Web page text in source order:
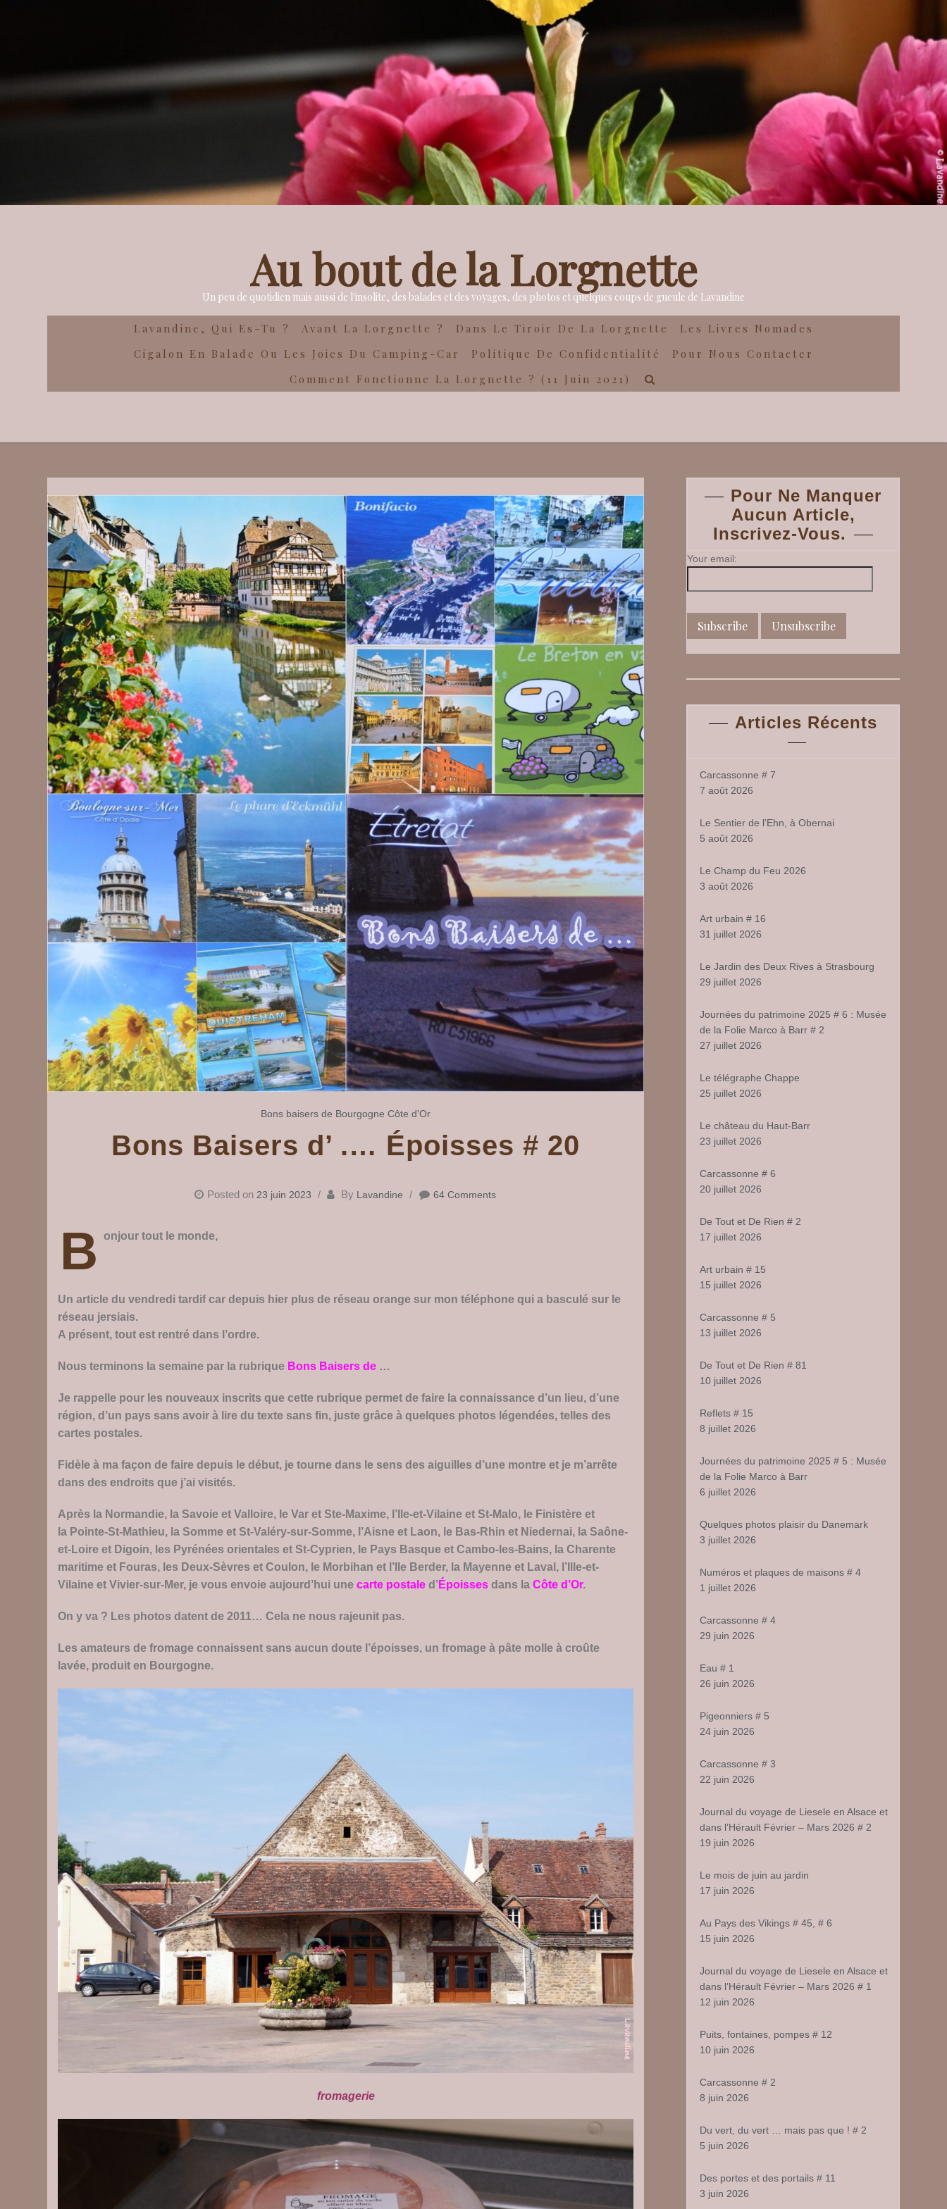
Au bout de la Lorgnette
Un peu de quotidien mais aussi de l'insolite, des balades et des voyages, des photos et quelques coups de gueule de Lavandine
Lavandine, Qui Es-Tu ? Avant La Lorgnette ? Dans Le Tiroir De La Lorgnette
Les Livres Nomades
Cigalon En Balade Ou Les Joies Du Camping-Car
Politique De Confidentialité
Pour Nous Contacter
Comment Fonctionne La Lorgnette ? (11 Juin 2021)
Bons baisers de Bourgogne Côte d'Or
Bons Baisers d’ .… Époisses # 20
Posted on 23 juin 2023 By Lavandine 64 Comments
B onjour tout le monde,
Un article du vendredi tardif car depuis hier plus de réseau orange sur mon téléphone qui a basculé sur le
réseau jersiais.
A présent, tout est rentré dans l’ordre.
Nous terminons la semaine par la rubrique Bons Baisers de …
Je rappelle pour les nouveaux inscrits que cette rubrique permet de faire la connaissance d’un lieu, d’une
région, d’un pays sans avoir à lire du texte sans fin, juste grâce à quelques photos légendées, telles des
cartes postales.
Fidèle à ma façon de faire depuis le début, je tourne dans le sens des aiguilles d’une montre et je m’arrête
dans des endroits que j’ai visités.
Après la Normandie, la Savoie et Valloire, le Var et Ste-Maxime, l’Ile-et-Vilaine et St-Malo, le Finistère et
la Pointe-St-Mathieu, la Somme et St-Valéry-sur-Somme, l’Aisne et Laon, le Bas-Rhin et Niedernai, la Saône-
et-Loire et Digoin, les Pyrénées orientales et St-Cyprien, le Pays Basque et Cambo-les-Bains, la Charente
maritime et Fouras, les Deux-Sèvres et Coulon, le Morbihan et l’Ile Berder, la Mayenne et Laval, l’Ille-et-
Vilaine et Vivier-sur-Mer, je vous envoie aujourd’hui unecarte postale d’Époisses dans laCôte d’Or.
On y va ? Les photos datent de 2011… Cela ne nous rajeunit pas.
Les amateurs de fromage connaissent sans aucun doute l’époisses, un fromage à pâte molle à croûte
lavée, produit en Bourgogne.
fromagerie
Pour Ne Manquer
Aucun Article,
Inscrivez-Vous.
Your email:
Articles Récents
Carcassonne # 7
7 août 2026
Le Sentier de l’Ehn, à Obernai
5 août 2026
Le Champ du Feu 2026
3 août 2026
Art urbain # 16
31 juillet 2026
Le Jardin des Deux Rives à Strasbourg
29 juillet 2026
Journées du patrimoine 2025 # 6 : Musée
de la Folie Marco à Barr # 2
27 juillet 2026
Le télégraphe Chappe
25 juillet 2026
Le château du Haut-Barr
23 juillet 2026
Carcassonne # 6
20 juillet 2026
De Tout et De Rien # 2
17 juillet 2026
Art urbain # 15
15 juillet 2026
Carcassonne # 5
13 juillet 2026
De Tout et De Rien # 81
10 juillet 2026
Reflets # 15
8 juillet 2026
Journées du patrimoine 2025 # 5 : Musée
de la Folie Marco à Barr
6 juillet 2026
Quelques photos plaisir du Danemark
3 juillet 2026
Numéros et plaques de maisons # 4
1 juillet 2026
Carcassonne # 4
29 juin 2026
Eau # 1
26 juin 2026
Pigeonniers # 5
24 juin 2026
Carcassonne # 3
22 juin 2026
Journal du voyage de Liesele en Alsace et
dans l’Hérault Février – Mars 2026 # 2
19 juin 2026
Le mois de juin au jardin
17 juin 2026
Au Pays des Vikings # 45, # 6
15 juin 2026
Journal du voyage de Liesele en Alsace et
dans l’Hérault Février – Mars 2026 # 1
12 juin 2026
Puits, fontaines, pompes # 12
10 juin 2026
Carcassonne # 2
8 juin 2026
Du vert, du vert … mais pas que ! # 2
5 juin 2026
Des portes et des portails # 11
3 juin 2026